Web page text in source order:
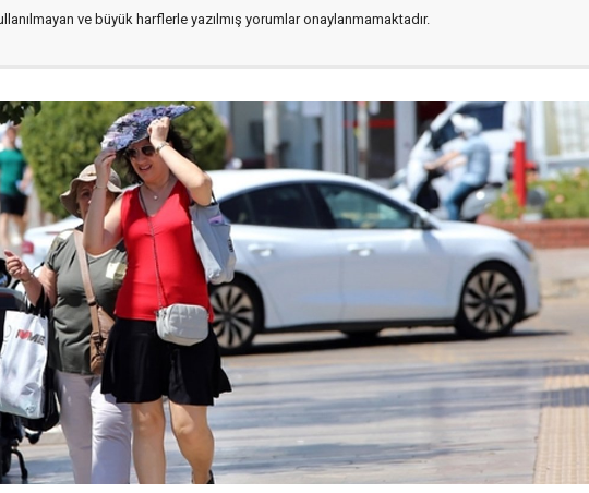
ve büyük harflerle yazılmış yorumlar onaylanmamaktadır.